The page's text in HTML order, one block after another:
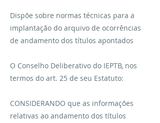
Dispõe sobre normas técnicas para a
implantação do arquivo de ocorrências
de andamento dos títulos apontados
O Conselho Deliberativo do IEPTB, nos
termos do art. 25 de seu Estatuto:
CONSIDERANDO que as informações
relativas ao andamento dos títulos